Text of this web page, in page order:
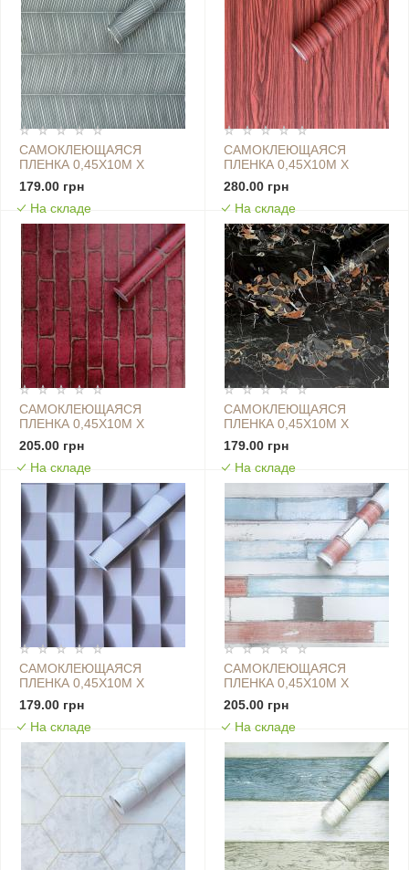
САМОКЛЕЮЩАЯСЯ
ПЛЕНКА 0,45Х10М Х
0,07ММ КИПАРИС SW-
00001219
179.00 грн
На складе
САМОКЛЕЮЩАЯСЯ
ПЛЕНКА 0,45Х10М Х
0,07ММ КОРИЧНЕВОЕ
ДЕРЕВО SW-00000810
280.00 грн
На складе
САМОКЛЕЮЩАЯСЯ
ПЛЕНКА 0,45Х10М Х
0,07ММ КРАСНЫЙ
КИРПИЧ SW-00001269
205.00 грн
На складе
САМОКЛЕЮЩАЯСЯ
ПЛЕНКА 0,45Х10М Х
0,07ММ ЛАВА SW-
00001279
179.00 грн
На складе
САМОКЛЕЮЩАЯСЯ
ПЛЕНКА 0,45Х10М Х
0,07ММ ЛАВАНДОВЫЙ
SW-00001230
179.00 грн
На складе
САМОКЛЕЮЩАЯСЯ
ПЛЕНКА 0,45Х10М Х
0,07ММ ЛАЗУРНОЕ
ДЕРЕВО SW-00001264
205.00 грн
На складе